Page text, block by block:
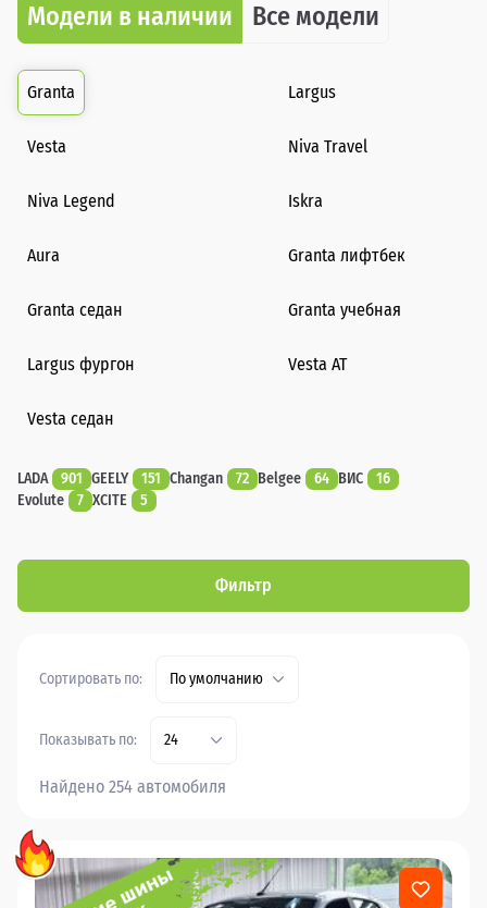
Модели в наличии Все модели
Granta Largus
Vesta Niva Travel
Niva Legend Iskra
Aura Granta лифтбек
Granta седан Granta учебная
Largus фургон Vesta AT
Vesta седан
LADA 901 GEELY 151 Changan 72 Belgee 64 ВИС
16
Evolute
7 XCITE 5
Фильтр
Сортировать по: По умолчанию
Показывать по: 24
Найдено 254 автомобиля